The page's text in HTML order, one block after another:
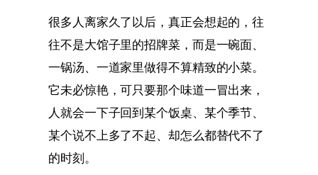
很多人离家久了以后，真正会想起的，往
往不是大馆子里的招牌菜，而是一碗面、
一锅汤、一道家里做得不算精致的小菜。
它未必惊艳，可只要那个味道一冒出来，
人就会一下子回到某个饭桌、某个季节、
某个说不上多了不起、却怎么都替代不了
的时刻。